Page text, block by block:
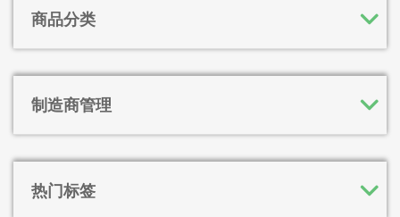
商品分类
制造商管理
热门标签